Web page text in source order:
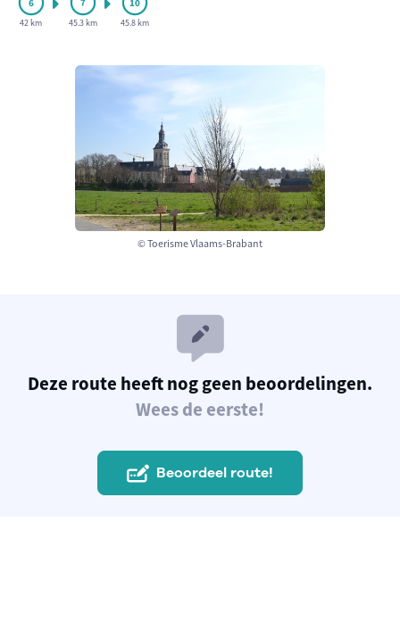
© Toerisme Vlaams-Brabant
42 km 45.3 km 45.8 km
Deze route heeft nog geen beoordelingen.
Wees de eerste!
Beoordeel route!